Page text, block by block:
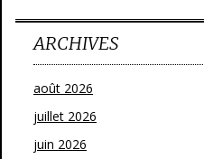
ARCHIVES
août 2026
juillet 2026
juin 2026